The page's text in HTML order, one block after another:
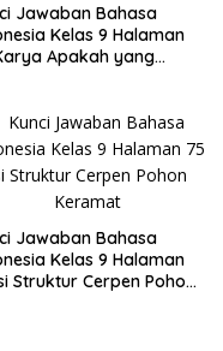
Jawaban Bahasa
Kelas 9 Halaman
Apakah yang
Jawaban Bahasa
Kelas 9 Halaman
Struktur Cerpen Pohon